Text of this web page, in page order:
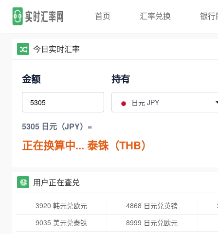
首页 汇率兑换 银行
今日实时汇率
金额 持有
日元 JPY
5305 日元（JPY）=
正在换算中... 泰铢（THB）
用户正在查兑
3920 韩元兑欧元 4868 日元兑英镑
9035 美元兑泰铢
8999 日元兑欧元